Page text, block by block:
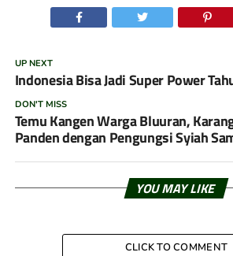
UP NEXT
Indonesia Bisa Jadi Super Power
DON'T MISS
Temu Kangen Warga Bluuran,
Panden dengan Pengungsi Syiah
YOU MAY LIKE
CLICK TO COMMENT